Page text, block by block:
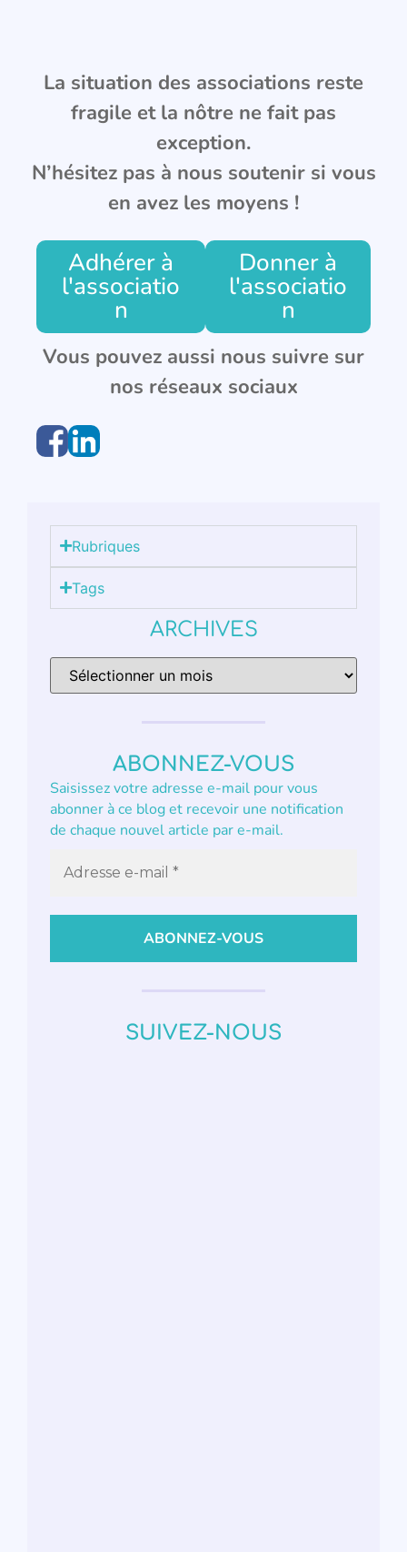
La situation des associations reste
fragile et la nôtre ne fait pas
exception.
N’hésitez pas à nous soutenir si vous
en avez les moyens !
Adhérer à
l'associatio
n
Donner à
l'associatio
n
Vous pouvez aussi nous suivre sur
nos réseaux sociaux
Rubriques
Tags
ARCHIVES
ABONNEZ-VOUS
Saisissez votre adresse e-mail pour vous
abonner à ce blog et recevoir une notification
de chaque nouvel article par e-mail.
SUIVEZ-NOUS